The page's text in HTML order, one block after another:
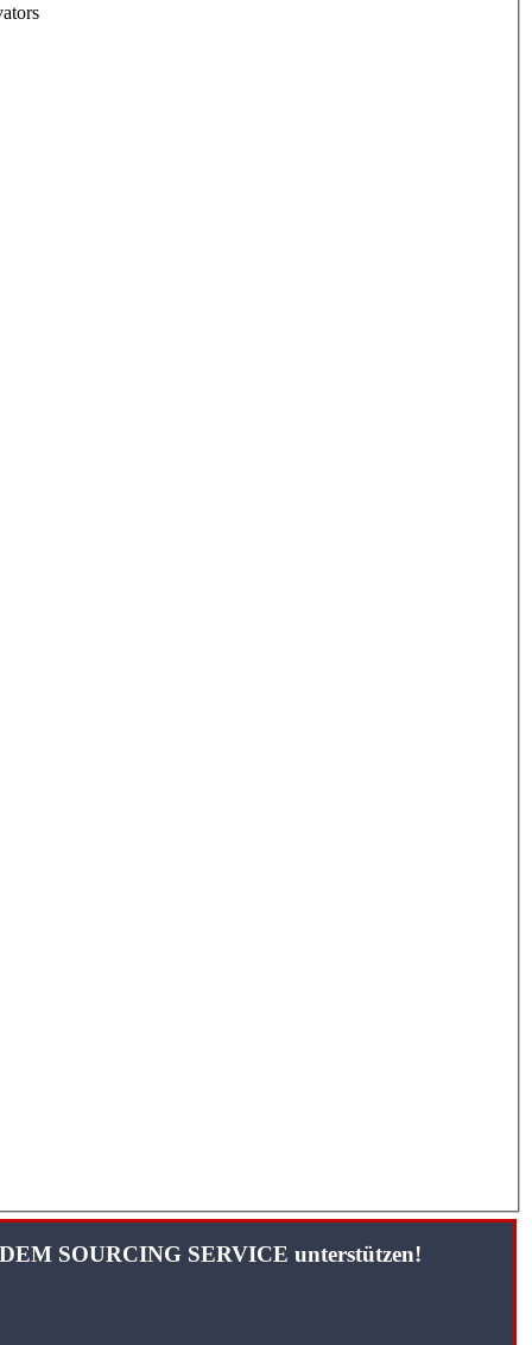
SOURCING SERVICE unterstützen!